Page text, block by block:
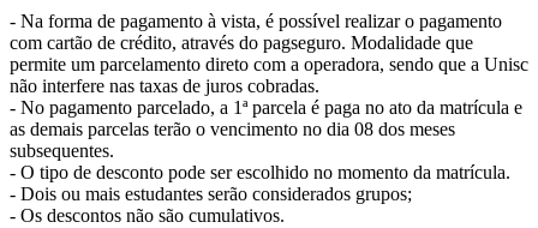
- Na forma de pagamento à vista, é possível realizar o pagamento
com cartão de crédito, através do pagseguro. Modalidade que
permite um parcelamento direto com a operadora, sendo que a Unisc
não interfere nas taxas de juros cobradas.
- No pagamento parcelado, a 1ª parcela é paga no ato da matrícula e
as demais parcelas terão o vencimento no dia 08 dos meses
subsequentes.
- O tipo de desconto pode ser escolhido no momento da matrícula.
- Dois ou mais estudantes serão considerados grupos;
- Os descontos não são cumulativos.